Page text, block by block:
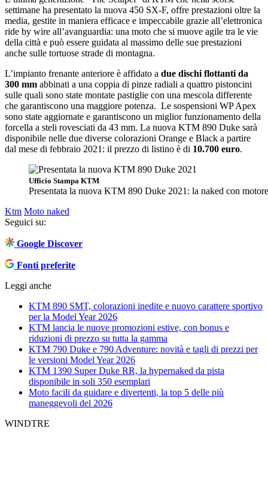
settimane ha presentato la nuova 450 SX-F, offre prestazioni oltre la
media, gestite in maniera efficace e impeccabile grazie all’elettronica
ride by wire all’avanguardia: una moto che si muove agile tra le vie
della città e può essere guidata al massimo delle sue prestazioni
anche sulle tortuose strade di montagna.
L’impianto frenante anteriore è affidato a due dischi flottanti da
300 mm abbinati a una coppia di pinze radiali a quattro pistoncini
sulle quali sono state montate pastiglie con una mescola differente
che garantiscono una maggiore potenza. Le sospensioni WP Apex
sono state aggiornate e garantiscono un miglior funzionamento della
forcella a steli rovesciati da 43 mm. La nuova KTM 890 Duke sarà
disponibile nelle due diverse colorazioni Orange e Black a partire
dal mese di febbraio 2021: il prezzo di listino è di 10.700 euro.
Ufficio Stampa KTM
Presentata la nuova KTM 890 Duke 2021: la naked con
Ktm Moto naked
Seguici su:
Google Discover
Fonti preferite
Leggi anche
KTM 890 SMT, colorazioni inedite e nuovo carattere sportivo
per la Model Year 2026
KTM lancia le nuove promozioni estive, con bonus e
riduzioni di prezzo su tutta la gamma
KTM 790 Duke e 790 Adventure: novità e tagli di prezzi per
le versioni Model Year 2026
KTM 1390 Super Duke RR, la hypernaked da pista
disponibile in soli 350 esemplari
Moto facili da guidare e divertenti, la top 5 delle più
maneggevoli del 2026
WINDTRE